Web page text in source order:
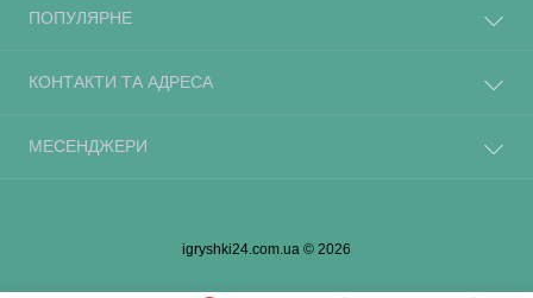
ПОПУЛЯРНЕ
КОНТАКТИ ТА АДРЕСА
МЕСЕНДЖЕРИ
igryshki24.com.ua © 2026